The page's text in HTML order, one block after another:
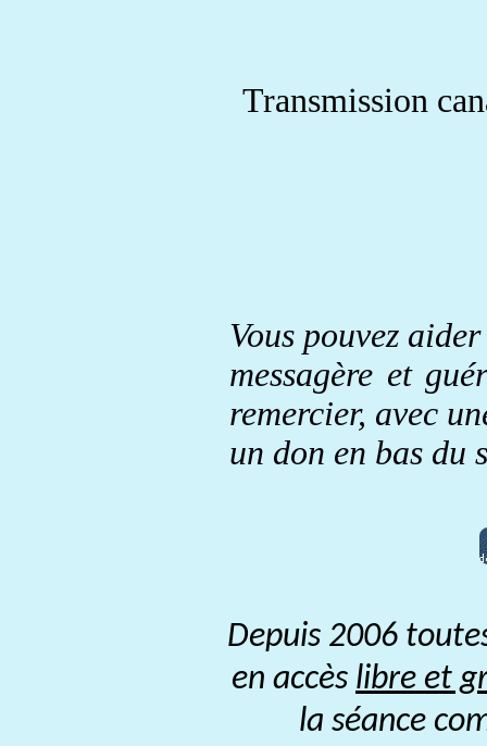
Transmission
Vous pouvez
messagère et
remercier, avec
un don en bas du
Depuis 2006
en accès libre et
la séance